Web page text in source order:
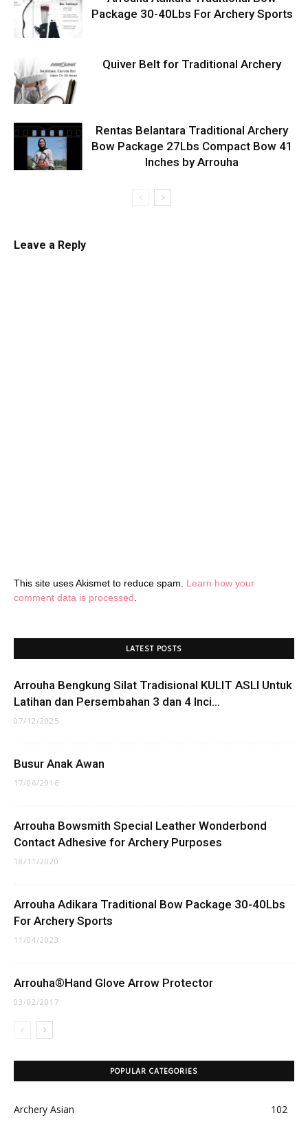
Package 30-40Lbs For Archery Sports
Quiver Belt for Traditional Archery
Rentas Belantara Traditional Archery
Bow Package 27Lbs Compact Bow 41
Inches by Arrouha
Leave a Reply
This site uses Akismet to reduce spam. Learn how your
comment data is processed
LATEST POSTS
Arrouha Bengkung Silat Tradisional KULIT ASLI Untuk
Latihan dan Persembahan 3 dan 4 Inci...
07/12/2025
Busur Anak Awan
17/06/2016
Arrouha Bowsmith Special Leather Wonderbond
Contact Adhesive for Archery Purposes
18/11/2020
Arrouha Adikara Traditional Bow Package 30-40Lbs
For Archery Sports
11/04/2023
Arrouha®Hand Glove Arrow Protector
03/02/2017
POPULAR CATEGORIES
Archery Asian 102